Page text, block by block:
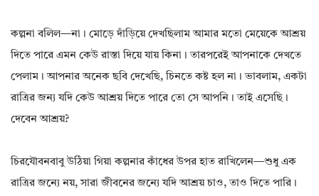
কল্পনা বলিল—না। মোড়ে দাঁড়িয়ে দেখছিলাম আমার মতো মেয়েকে আশ্রয়
দিতে পারে এমন কেউ রাস্তা দিয়ে যায় কিনা। তারপরেই আপনাকে দেখতে
পেলাম। আপনার অনেক ছবি দেখেছি, চিনতে কষ্ট হল না। ভাবলাম, একটা
রাত্রির জন্য যদি কেউ আশ্রয় দিতে পারে তো সে আপনি। তাই এসেছি।
দেবেন আশ্রয়?
চিরযৌবনবাবু উঠিয়া গিয়া কল্পনার কাঁধের উপর হাত রাখিলেন—শুধু এক
রাত্রির জন্যে নয়, সারা জীবনের জন্যে যদি আশ্রয় চাও, তাও দিতে পারি।